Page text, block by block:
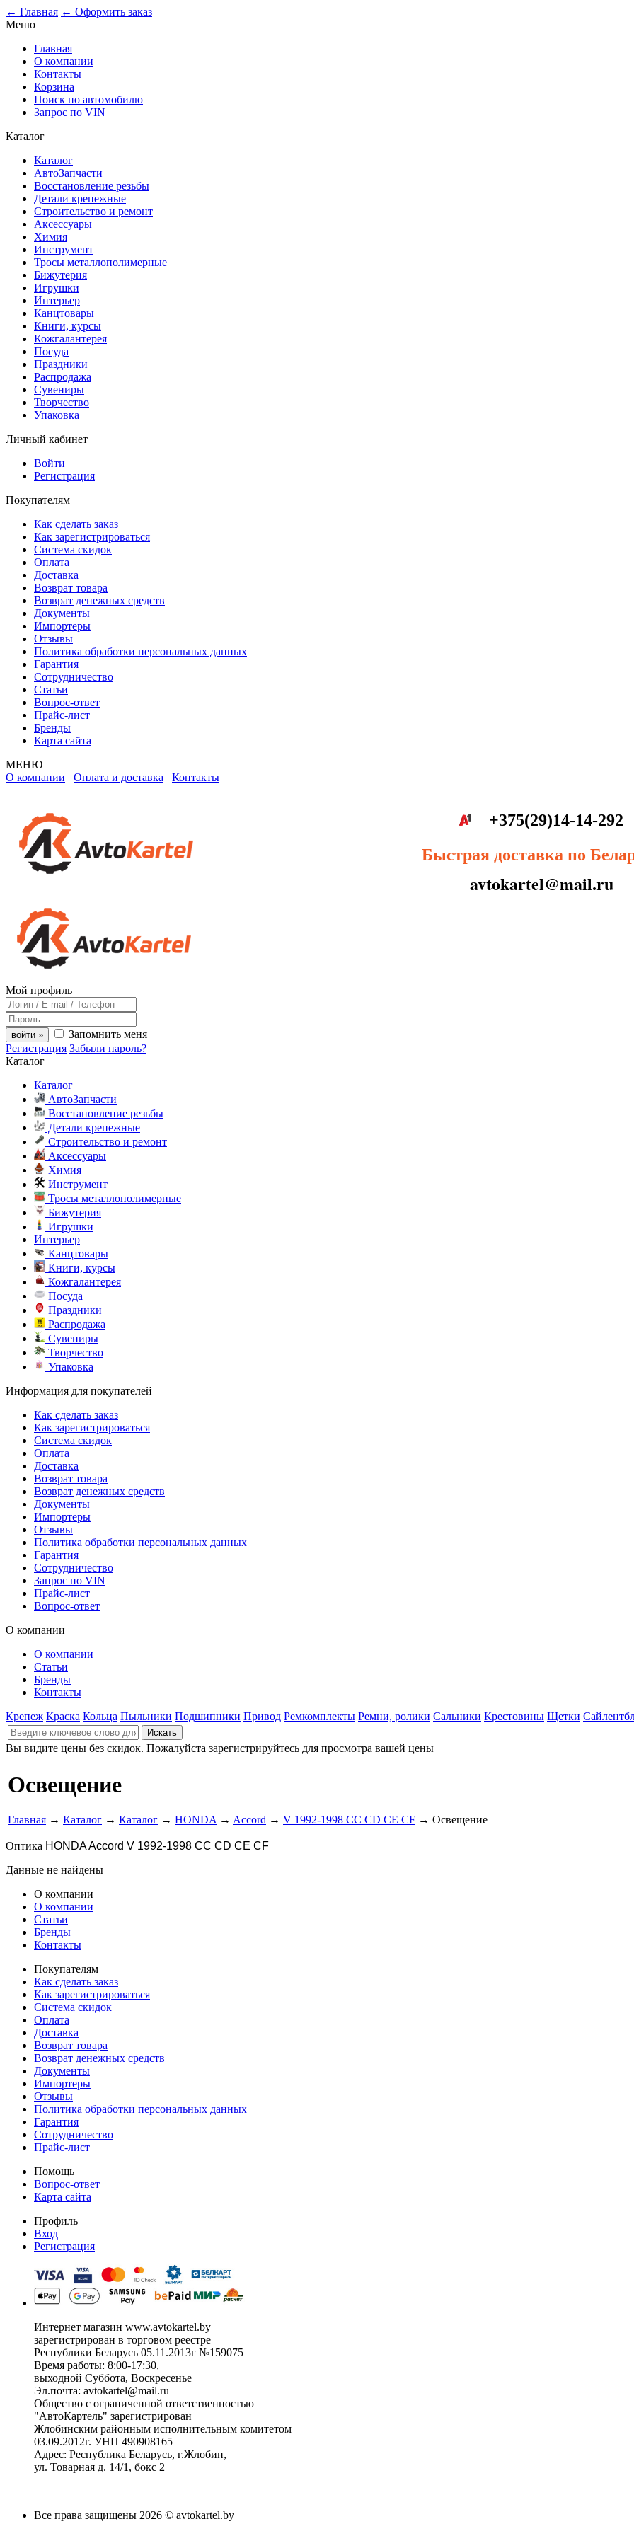
← Главная ← Оформить заказ
Меню
Главная
О компании
Контакты
Корзина
Поиск по автомобилю
Запрос по VIN
Каталог
Каталог
АвтоЗапчасти
Восстановление резьбы
Детали крепежные
Строительство и ремонт
Аксессуары
Химия
Инструмент
Тросы металлополимерные
Бижутерия
Игрушки
Интерьер
Канцтовары
Книги, курсы
Кожгалантерея
Посуда
Праздники
Распродажа
Сувениры
Творчество
Упаковка
Личный кабинет
Войти
Регистрация
Покупателям
Как сделать заказ
Как зарегистрироваться
Система скидок
Оплата
Доставка
Возврат товара
Возврат денежных средств
Документы
Импортеры
Отзывы
Политика обработки персональных данных
Гарантия
Сотрудничество
Статьи
Вопрос-ответ
Прайс-лист
Бренды
Карта сайта
МЕНЮ
О компании
Оплата и доставка Контакты
+375(29)14-14-292
Быстрая доставка по
avtokartel@mail.ru
Мой профиль
войти »
Запомнить меня
Регистрация Забыли пароль?
Каталог
Каталог
АвтоЗапчасти
Восстановление резьбы
Детали крепежные
Строительство и ремонт
Аксессуары
Химия
Инструмент
Тросы металлополимерные
Бижутерия
Игрушки
Интерьер
Канцтовары
Книги, курсы
Кожгалантерея
Посуда
Праздники
Распродажа
Сувениры
Творчество
Упаковка
Информация для покупателей
Как сделать заказ
Как зарегистрироваться
Система скидок
Оплата
Доставка
Возврат товара
Возврат денежных средств
Документы
Импортеры
Отзывы
Политика обработки персональных данных
Гарантия
Сотрудничество
Запрос по VIN
Прайс-лист
Вопрос-ответ
О компании
О компании
Статьи
Бренды
Контакты
Крепеж Краска Кольца Пыльники Подшипники Привод Ремкомплекты Ремни, ролики Сальники Крестовины Щетки
Вы видите цены без скидок. Пожалуйста зарегистрируйтесь для просмотра вашей цены
Освещение
Главная → Каталог → Каталог → HONDA → Accord → V 1992-1998 CC CD CE CF → Освещение
Оптика HONDA Accord V 1992-1998 CC CD CE CF
Данные не найдены
О компании
О компании
Статьи
Бренды
Контакты
Покупателям
Как сделать заказ
Как зарегистрироваться
Система скидок
Оплата
Доставка
Возврат товара
Возврат денежных средств
Документы
Импортеры
Отзывы
Политика обработки персональных данных
Гарантия
Сотрудничество
Прайс-лист
Помощь
Вопрос-ответ
Карта сайта
Профиль
Вход
Регистрация
Интернет магазин www.avtokartel.by
зарегистрирован в торговом реестре
Республики Беларусь 05.11.2013г №159075
Время работы: 8:00-17:30,
выходной Суббота, Воскресенье
Эл.почта: avtokartel@mail.ru
Общество с ограниченной ответственностью
"АвтоКартель" зарегистрирован
Жлобинским районным исполнительным комитетом
03.09.2012г. УНП 490908165
Адрес: Республика Беларусь, г.Жлобин,
ул. Товарная д. 14/1, бокс 2
Все права защищены 2026 © avtokartel.by